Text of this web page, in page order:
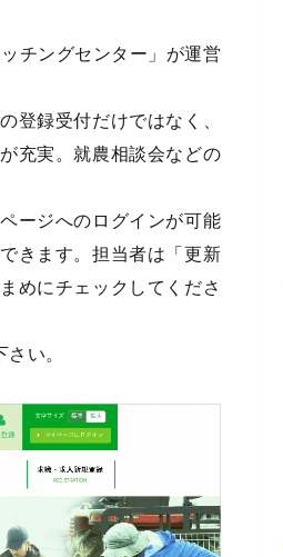
チングセンター」が運営
登録受付だけではなく、
充実。就農相談会などの
ージへのログインが可能
きます。担当者は「更新
めにチェックしてくださ
い。